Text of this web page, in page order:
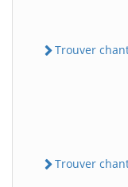
Trouver
Trouver